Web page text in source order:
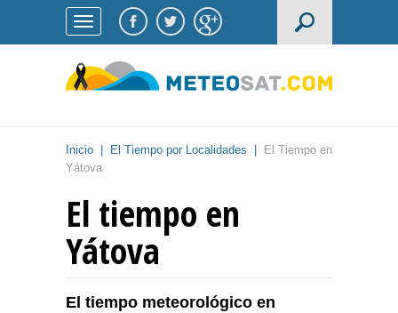
Inicio El Tiempo por Localidades
El Tiempo en
Yátova
El tiempo en
Yátova
El tiempo meteorológico en